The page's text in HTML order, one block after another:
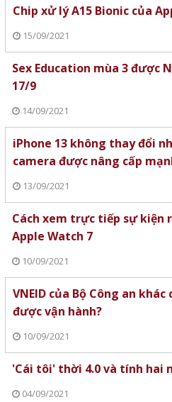
Chip xử lý A15 Bionic của
15/09/2021
Sex Education mùa 3 được
17/9
14/09/2021
iPhone 13 không thay đổi
camera được nâng cấp
13/09/2021
Cách xem trực tiếp sự kiện
Apple Watch 7
10/09/2021
VNEID của Bộ Công an
được vận hành?
10/09/2021
'Cái tôi' thời 4.0 và tính hai
04/09/2021